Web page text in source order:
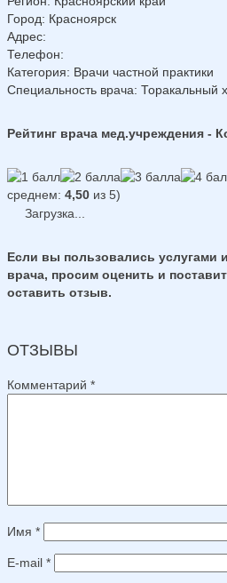
Город: Красноярск
Адрес:
Телефон:
Категория: Врачи частной практики
Специальность врача: Торакальный
Рейтинг врача мед.учреждения -
среднем: 4,50 из 5)
Загрузка...
Если вы пользовались услугами
врача, просим оценить и
оставить отзыв.
ОТЗЫВЫ
Комментарий *
Имя *
E-mail *